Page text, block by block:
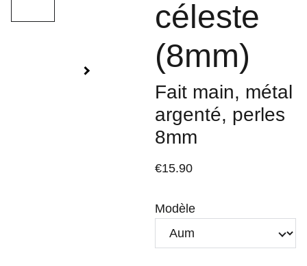
céleste
(8mm)
Fait main, métal
argenté, perles
8mm
€15.90
Modèle